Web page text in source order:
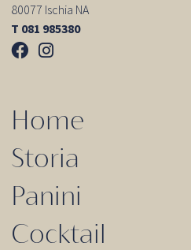
80077 Ischia NA
T 081 985380
Home
Storia
Panini
Cocktail